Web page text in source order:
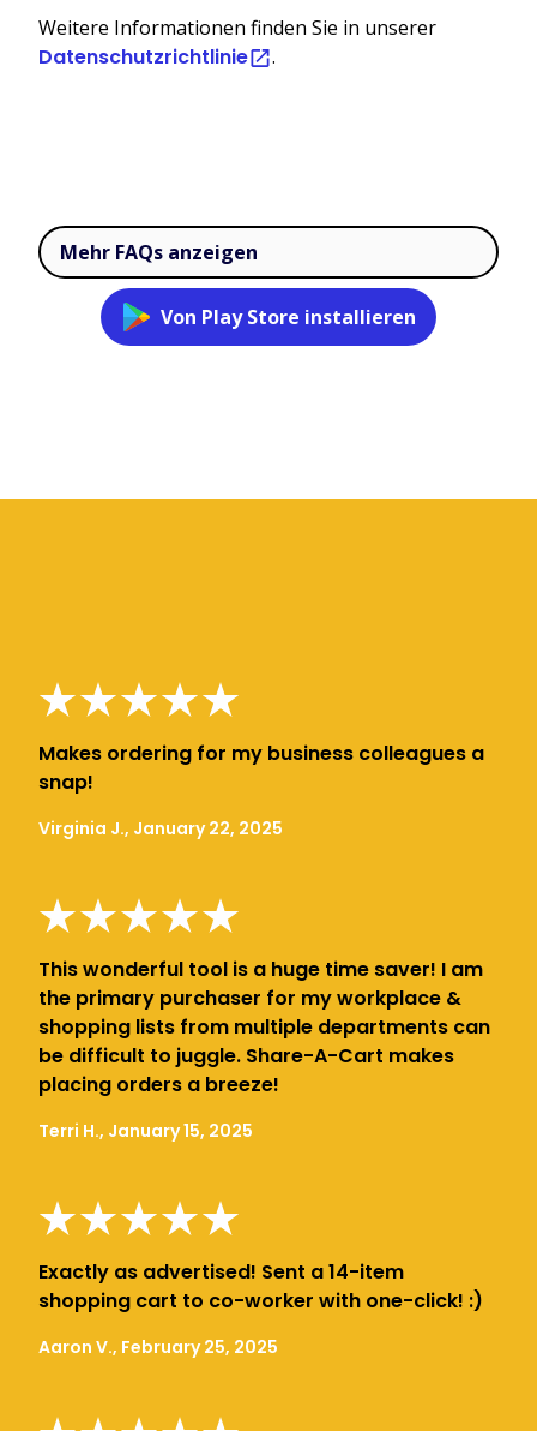
Weitere Informationen finden Sie in unserer
Datenschutzrichtlinie .
Mehr FAQs anzeigen
Von Play Store installieren
Makes ordering for my business colleagues a
snap!
Virginia J., January 22, 2025
This wonderful tool is a huge time saver! I am
the primary purchaser for my workplace &
shopping lists from multiple departments can
be difficult to juggle. Share-A-Cart makes
placing orders a breeze!
Terri H., January 15, 2025
Exactly as advertised! Sent a 14-item
shopping cart to co-worker with one-click! :)
Aaron V., February 25, 2025